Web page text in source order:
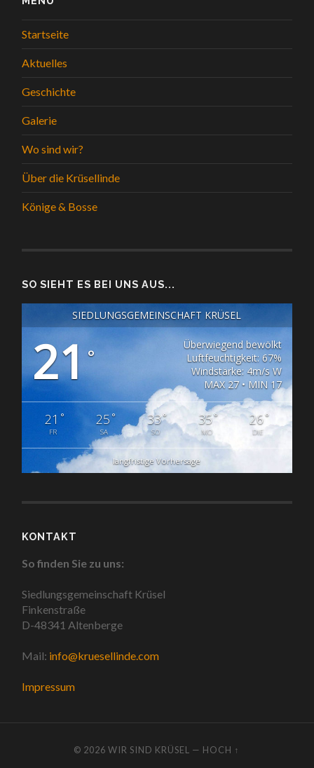
Startseite
Aktuelles
Geschichte
Galerie
Wo sind wir?
Über die Krüsellinde
Könige & Bosse
SO SIEHT ES BEI UNS AUS...
SIEDLUNGSGEMEINSCHAFT KRÜSEL
21°
Überwiegend bewölkt
Luftfeuchtigkeit: 67%
Windstärke: 4m/s W
MAX 27 • MIN 17
21 °
FR
25°
SA
33°
SO
35°
MO
26°
DIE
langfristige Vorhersage
KONTAKT
So finden Sie zu uns:
Siedlungsgemeinschaft Krüsel
Finkenstraße
D-48341 Altenberge
Mail: info@kruesellinde.com
Impressum
© 2026WIR SIND KRÜSEL — HOCH ↑